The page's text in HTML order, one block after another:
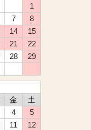
1
7
8
14
15
21
22
28
29
金
土
4
5
11
12